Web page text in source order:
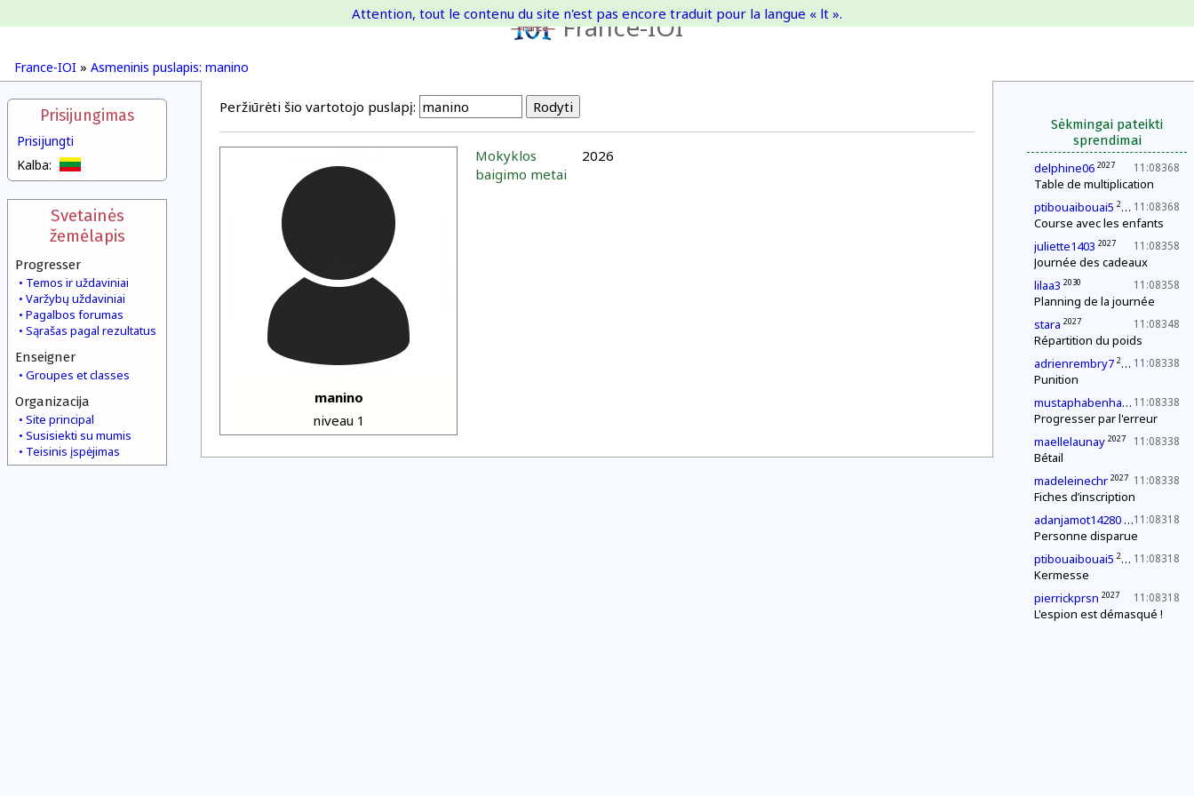
France-IOI
France-IOI » Asmeninis puslapis: manino
Attention, tout le contenu du site n'est pas encore traduit pour la langue « lt ».
Prisijungimas
Prisijungti
Kalba:
Svetainės
žemėlapis
Progresser
Temos ir uždaviniai
Varžybų uždaviniai
Pagalbos forumas
Sąrašas pagal rezultatus
Enseigner
Groupes et classes
Organizacija
Site principal
Susisiekti su mumis
Teisinis įspėjimas
Sėkmingai pateikti
sprendimai
11:08368
delphine06 2027
Table de multiplication
11:08368
ptibouaibouai5 2027
Course avec les enfants
11:08358
juliette1403 2027
Journée des cadeaux
11:08358
lilaa3 2030
Planning de la journée
11:08348
stara 2027
Répartition du poids
11:08338
adrienrembry7 2027
Punition
11:08338
mustaphabenhassen 2027
Progresser par l'erreur
11:08338
maellelaunay 2027
Bétail
11:08338
madeleinechr 2027
Fiches d’inscription
11:08318
adanjamot14280 2029
Personne disparue
11:08318
ptibouaibouai5 2027
Kermesse
11:08318
pierrickprsn 2027
L'espion est démasqué !
Peržiūrėti šio vartotojo puslapį:
manino
niveau 1
Mokyklos
baigimo metai
2026